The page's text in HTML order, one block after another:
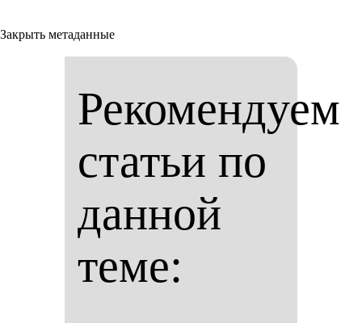
Закрыть метаданные
Рекомендуем
статьи по
данной
теме: